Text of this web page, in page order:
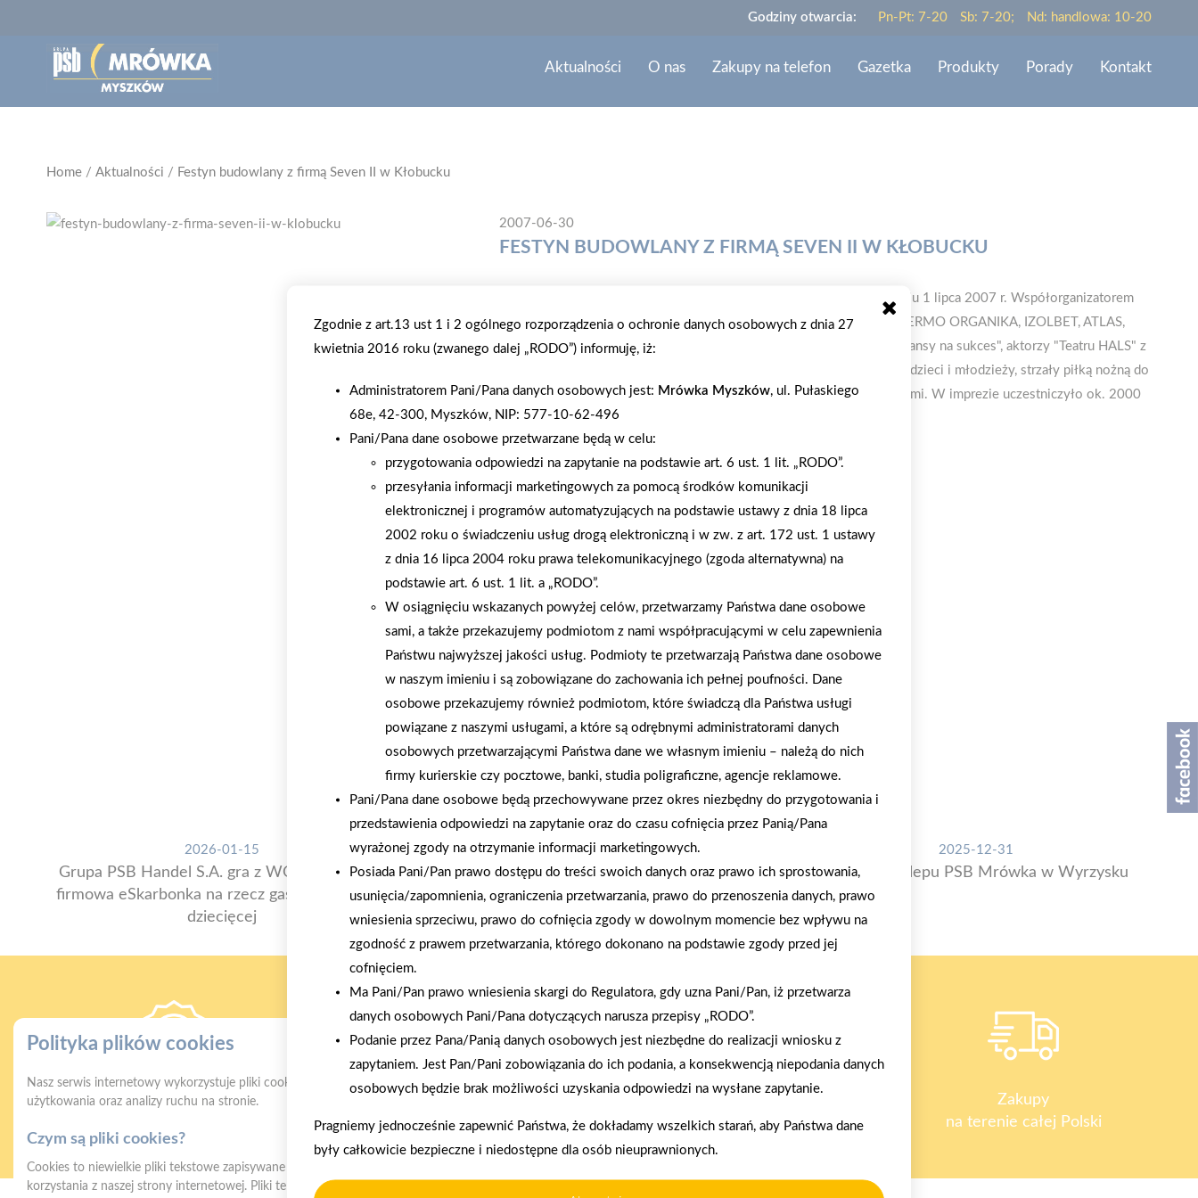
Godziny otwarcia: Pn-Pt: 7-20 Sb: 7-20; Nd: handlowa: 10-20
Aktualności O nas Zakupy na telefon Gazetka Produkty Porady Kontakt
Home / Aktualności / Festyn budowlany z firmą Seven II w Kłobucku
2007-06-30
FESTYN BUDOWLANY Z FIRMĄ SEVEN II W KŁOBUCKU
Po raz kolejny, firma SEVEN II zorganizowała festyn w Kłobucku w dniu 1 lipca 2007 r. Współorganizatorem
był Samorząd Osiedlowy oraz producenci materiałów budowlanych: TERMO ORGANIKA, IZOLBET, ATLAS,
ONDULINE. Podczas imprezy występował teatr dla dzieci, laureaci "Szansy na sukces", aktorzy "Teatru HALS" z
Gdyni, zespół APLAUSE oraz zorganizowano konkursy m.in.: biegi dla dzieci i młodzieży, strzały piłką nożną do
beczek z piwem, przeciąganie liny, loteria fantowa z wysokimi nagrodami. W imprezie uczestniczyło ok. 2000
osób.
AKTUALNOŚCI
2026-01-15
Grupa PSB Handel S.A. gra z WOŚP. Powstała
firmowa eSkarbonka na rzecz gastroenterologii
dziecięcej
2026-01-12
Zacisze S.A. dołącza do Grupy PSB. Sieć kończy
rok strategicznym otwarciem po rebrandingu
2025-12-31
Otwarcie sklepu PSB Mrówka w Wyrzysku
Gwarancja jakości
Zakupy w systemie
ratalnym
Oferujemy zakupy
telefoniczne
Zakupy
na terenie całej Polski
Zgodnie z art.13 ust 1 i 2 ogólnego rozporządzenia o ochronie danych osobowych z dnia 27
kwietnia 2016 roku (zwanego dalej „RODO”) informuję, iż:
Administratorem Pani/Pana danych osobowych jest: Mrówka Myszków, ul. Pułaskiego
68e, 42-300, Myszków, NIP: 577-10-62-496
Pani/Pana dane osobowe przetwarzane będą w celu:
przygotowania odpowiedzi na zapytanie na podstawie art. 6 ust. 1 lit. „RODO”.
przesyłania informacji marketingowych za pomocą środków komunikacji
elektronicznej i programów automatyzujących na podstawie ustawy z dnia 18 lipca
2002 roku o świadczeniu usług drogą elektroniczną i w zw. z art. 172 ust. 1 ustawy
z dnia 16 lipca 2004 roku prawa telekomunikacyjnego (zgoda alternatywna) na
podstawie art. 6 ust. 1 lit. a „RODO”.
W osiągnięciu wskazanych powyżej celów, przetwarzamy Państwa dane osobowe
sami, a także przekazujemy podmiotom z nami współpracującymi w celu zapewnienia
Państwu najwyższej jakości usług. Podmioty te przetwarzają Państwa dane osobowe
w naszym imieniu i są zobowiązane do zachowania ich pełnej poufności. Dane
osobowe przekazujemy również podmiotom, które świadczą dla Państwa usługi
powiązane z naszymi usługami, a które są odrębnymi administratorami danych
osobowych przetwarzającymi Państwa dane we własnym imieniu – należą do nich
firmy kurierskie czy pocztowe, banki, studia poligraficzne, agencje reklamowe.
Pani/Pana dane osobowe będą przechowywane przez okres niezbędny do przygotowania i
przedstawienia odpowiedzi na zapytanie oraz do czasu cofnięcia przez Panią/Pana
wyrażonej zgody na otrzymanie informacji marketingowych.
Posiada Pani/Pan prawo dostępu do treści swoich danych oraz prawo ich sprostowania,
usunięcia/zapomnienia, ograniczenia przetwarzania, prawo do przenoszenia danych, prawo
wniesienia sprzeciwu, prawo do cofnięcia zgody w dowolnym momencie bez wpływu na
zgodność z prawem przetwarzania, którego dokonano na podstawie zgody przed jej
cofnięciem.
Ma Pani/Pan prawo wniesienia skargi do Regulatora, gdy uzna Pani/Pan, iż przetwarza
danych osobowych Pani/Pana dotyczących narusza przepisy „RODO”.
Podanie przez Pana/Panią danych osobowych jest niezbędne do realizacji wniosku z
zapytaniem. Jest Pan/Pani zobowiązania do ich podania, a konsekwencją niepodania danych
osobowych będzie brak możliwości uzyskania odpowiedzi na wysłane zapytanie.
Pragniemy jednocześnie zapewnić Państwa, że dokładamy wszelkich starań, aby Państwa dane
były całkowicie bezpieczne i niedostępne dla osób nieuprawnionych.
Polityka plików cookies
Nasz serwis internetowy wykorzystuje pliki cookies w celu zapewnienia prawidłowego działania strony, poprawy komfortu
użytkowania oraz analizy ruchu na stronie.
Czym są pliki cookies?
Cookies to niewielkie pliki tekstowe zapisywane na urządzeniu użytkownika (komputerze, tablecie, smartfonie) podczas
korzystania z naszej strony internetowej. Pliki te mogą być odczytywane przez nasz system oraz systemy zaufanych